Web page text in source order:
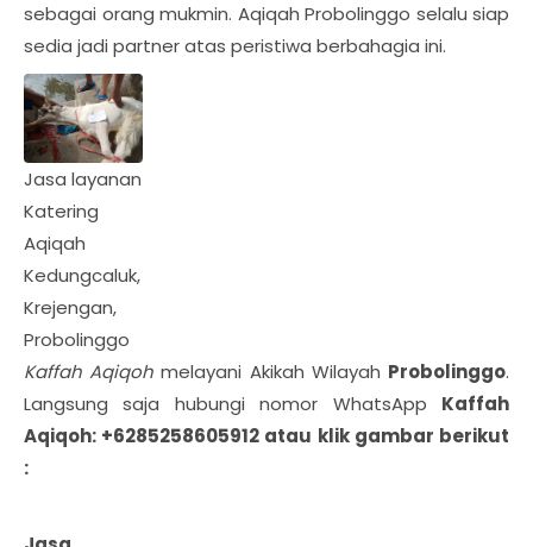
sebagai orang mukmin. Aqiqah Probolinggo selalu siap
sedia jadi partner atas peristiwa berbahagia ini.
Jasa layanan
Katering
Aqiqah
Kedungcaluk,
Krejengan,
Probolinggo
Kaffah Aqiqoh melayani Akikah Wilayah Probolinggo.
Langsung saja hubungi nomor WhatsApp Kaffah
Aqiqoh: +6285258605912 atau klik gambar berikut
: